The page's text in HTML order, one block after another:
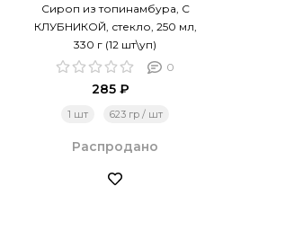
Сироп из топинамбура, С
КЛУБНИКОЙ, стекло, 250 мл,
330 г (12 шт\уп)
0
285 ₽
1 шт 623 гр / шт
Распродано